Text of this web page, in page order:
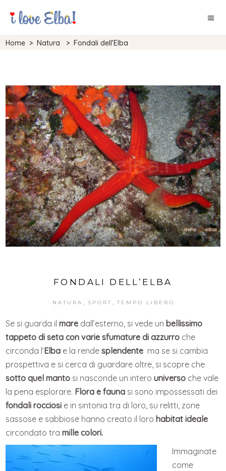
Home >Natura >Fondali dell’Elba
FONDALI DELL’ELBA
NATURA , SPORT , TEMPO LIBERO
Se si guarda ilmare dall’esterno, si vede un bellissimo
tappeto di seta con varie sfumature di azzurro che
circonda l’Elba e la rendesplendente ma se si cambia
prospettiva e si cerca di guardare oltre, si scopre che
sotto quel manto si nasconde un interouniverso che vale
la pena esplorare. Flora e fauna si sono impossessati dei
fondali rocciosi e in sintonia tra di loro, su relitti, zone
sassose e sabbiose hanno creato il lorohabitat ideale
circondato tra mille colori.
Immaginate
come